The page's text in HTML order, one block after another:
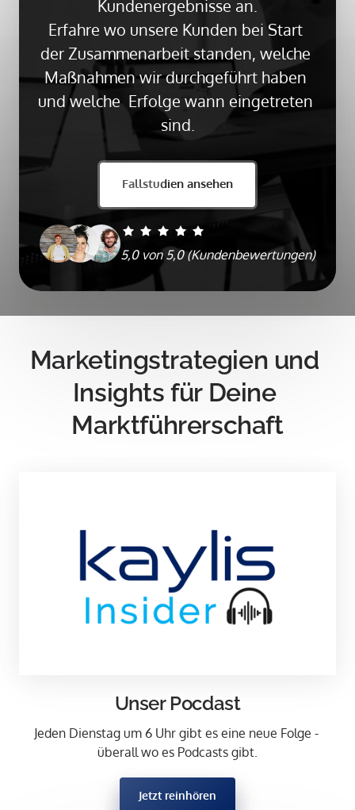
Kundenergebnisse an.
Erfahre wo unsere Kunden bei Start
der Zusammenarbeit standen, welche
Maßnahmen wir durchgeführt haben
und welche  Erfolge wann eingetreten
sind.
Fallstudien ansehen
5,0 von 5,0 (Kundenbewertungen)
Marketingstrategien und
Insights für Deine
Marktführerschaft
Unser Pocdast
Jeden Dienstag um 6 Uhr gibt es eine neue Folge -
überall wo es Podcasts gibt.
Jetzt reinhören